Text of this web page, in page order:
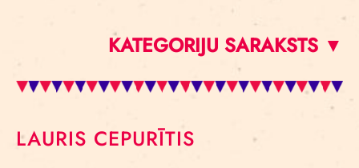
KATEGORIJU SARAKSTS ▼
LAURIS CEPURĪTIS